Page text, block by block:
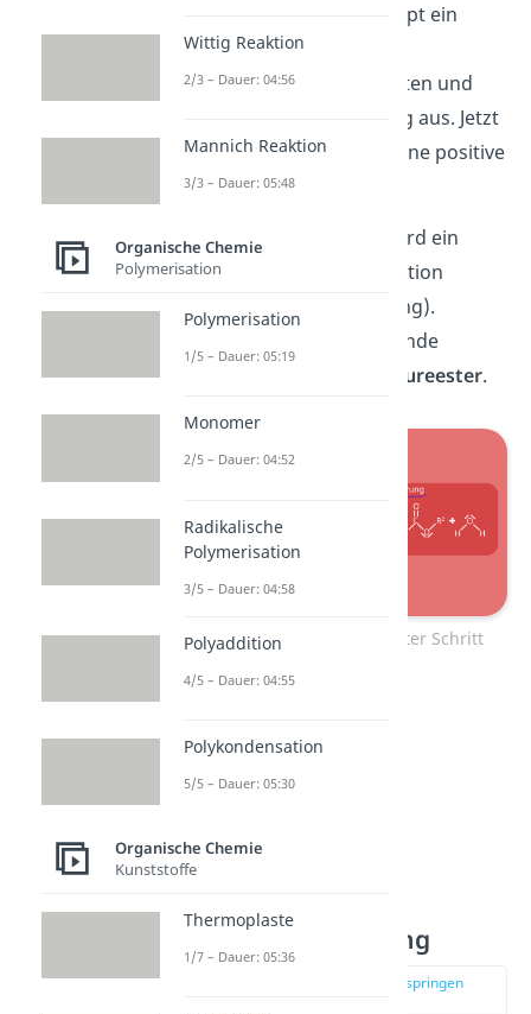
Natur aus instabil ist, klappt ein
Elektronenpaar des
Sauerstoffatoms nach unten und
bildet eine Doppelbindung aus. Jetzt
hat das Sauerstoffatom eine positive
Partialladung.
Um das auszugleichen, wird ein
Proton (
) aus der Reaktion
entfernt (= Deprotonierung).
Dadurch erhältst du am Ende
Carbonsäureester.
Fischer Veresterung – dritter Schritt
Steglich Veresterung
zur Stelle im Video springen
Wittig Reaktion
2/3 – Dauer: 04:56
Mannich Reaktion
3/3 – Dauer: 05:48
Organische Chemie
Polymerisation
Polymerisation
1/5 – Dauer: 05:19
Monomer
2/5 – Dauer: 04:52
Radikalische
Polymerisation
3/5 – Dauer: 04:58
Polyaddition
4/5 – Dauer: 04:55
Polykondensation
5/5 – Dauer: 05:30
Organische Chemie
Kunststoffe
Thermoplaste
1/7 – Dauer: 05:36